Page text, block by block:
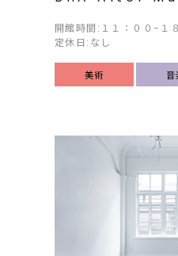
開館時間:１１：００−１
定休日:なし
美術 音